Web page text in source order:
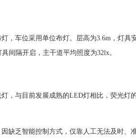
，车位采用单位布灯。层高为3.6m，灯具
间隔开启，主干道平均照度为32lx。
，与目前发展成熟的LED灯相比，荧光灯
缺乏智能控制方式，仅靠人工无法及时、